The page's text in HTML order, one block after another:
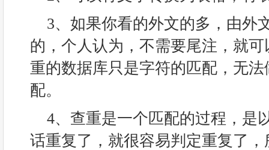
3、如果你看的外文的多，由外
的，个人认为，不需要尾注，就
重的数据库只是字符的匹配，无
配。
4、查重是一个匹配的过程，是
话重复了，就很容易判定重复了，